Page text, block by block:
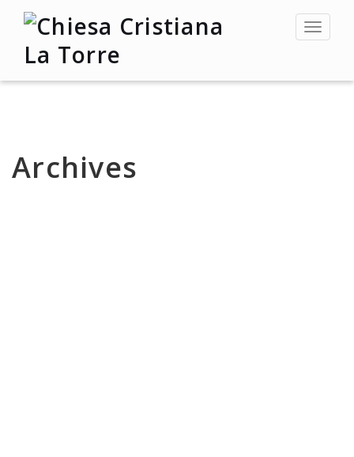
Toggle
Archives